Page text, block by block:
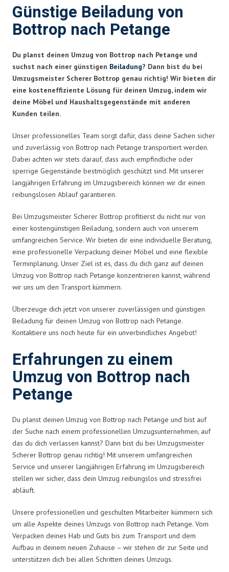
Günstige Beiladung von
Bottrop nach Petange
Du planst deinen Umzug von Bottrop nach Petange und
suchst nach einer günstigen Beiladung? Dann bist du bei
Umzugsmeister Scherer Bottrop genau richtig! Wir bieten dir
eine kosteneffiziente Lösung für deinen Umzug, indem wir
deine Möbel und Haushaltsgegenstände mit anderen
Kunden teilen.
Unser professionelles Team sorgt dafür, dass deine Sachen sicher
und zuverlässig von Bottrop nach Petange transportiert werden.
Dabei achten wir stets darauf, dass auch empfindliche oder
sperrige Gegenstände bestmöglich geschützt sind. Mit unserer
langjährigen Erfahrung im Umzugsbereich können wir dir einen
reibungslosen Ablauf garantieren.
Bei Umzugsmeister Scherer Bottrop profitierst du nicht nur von
einer kostengünstigen Beiladung, sondern auch von unserem
umfangreichen Service. Wir bieten dir eine individuelle Beratung,
eine professionelle Verpackung deiner Möbel und eine flexible
Terminplanung. Unser Ziel ist es, dass du dich ganz auf deinen
Umzug von Bottrop nach Petange konzentrieren kannst, während
wir uns um den Transport kümmern.
Überzeuge dich jetzt von unserer zuverlässigen und günstigen
Beiladung für deinen Umzug von Bottrop nach Petange.
Kontaktiere uns noch heute für ein unverbindliches Angebot!
Erfahrungen zu einem
Umzug von Bottrop nach
Petange
Du planst deinen Umzug von Bottrop nach Petange und bist auf
der Suche nach einem professionellen Umzugsunternehmen, auf
das du dich verlassen kannst? Dann bist du bei Umzugsmeister
Scherer Bottrop genau richtig! Mit unserem umfangreichen
Service und unserer langjährigen Erfahrung im Umzugsbereich
stellen wir sicher, dass dein Umzug reibungslos und stressfrei
abläuft.
Unsere professionellen und geschulten Mitarbeiter kümmern sich
um alle Aspekte deines Umzugs von Bottrop nach Petange. Vom
Verpacken deines Hab und Guts bis zum Transport und dem
Aufbau in deinem neuen Zuhause – wir stehen dir zur Seite und
unterstützen dich bei allen Schritten deines Umzugs.